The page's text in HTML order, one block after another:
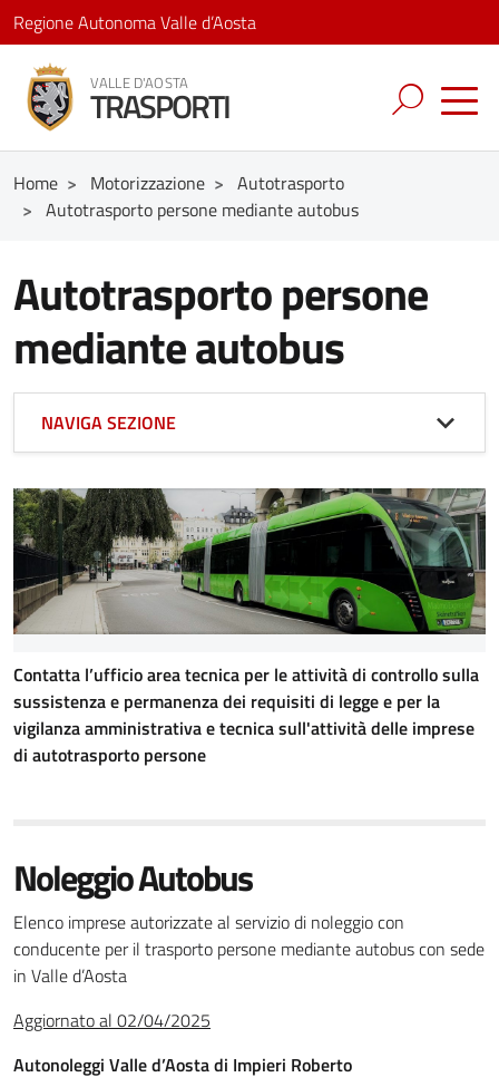
Regione Autonoma Valle d’Aosta
VALLE D'AOSTA
TRASPORTI
Home > Motorizzazione > Autotrasporto
> Autotrasporto persone mediante autobus
Autotrasporto persone
mediante autobus
Contatta l’ufficio area tecnica per le attività di controllo sulla
sussistenza e permanenza dei requisiti di legge e per la
vigilanza amministrativa e tecnica sull'attività delle imprese
di autotrasporto persone
Noleggio Autobus
Elenco imprese autorizzate al servizio di noleggio con
conducente per il trasporto persone mediante autobus con sede
in Valle d’Aosta
Aggiornato al 02/04/2025
Autonoleggi Valle d’Aosta di Impieri Roberto
NAVIGA SEZIONE